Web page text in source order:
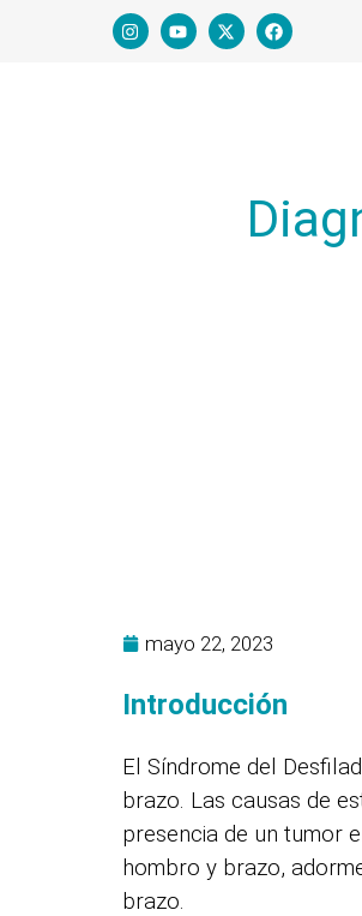
mayo 22, 2023
Introducción
El Síndrome del
brazo. Las causas de
presencia de un tumor
hombro y brazo,
brazo.